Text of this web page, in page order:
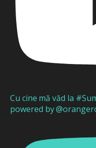
Cu cine mă văd la
powered by